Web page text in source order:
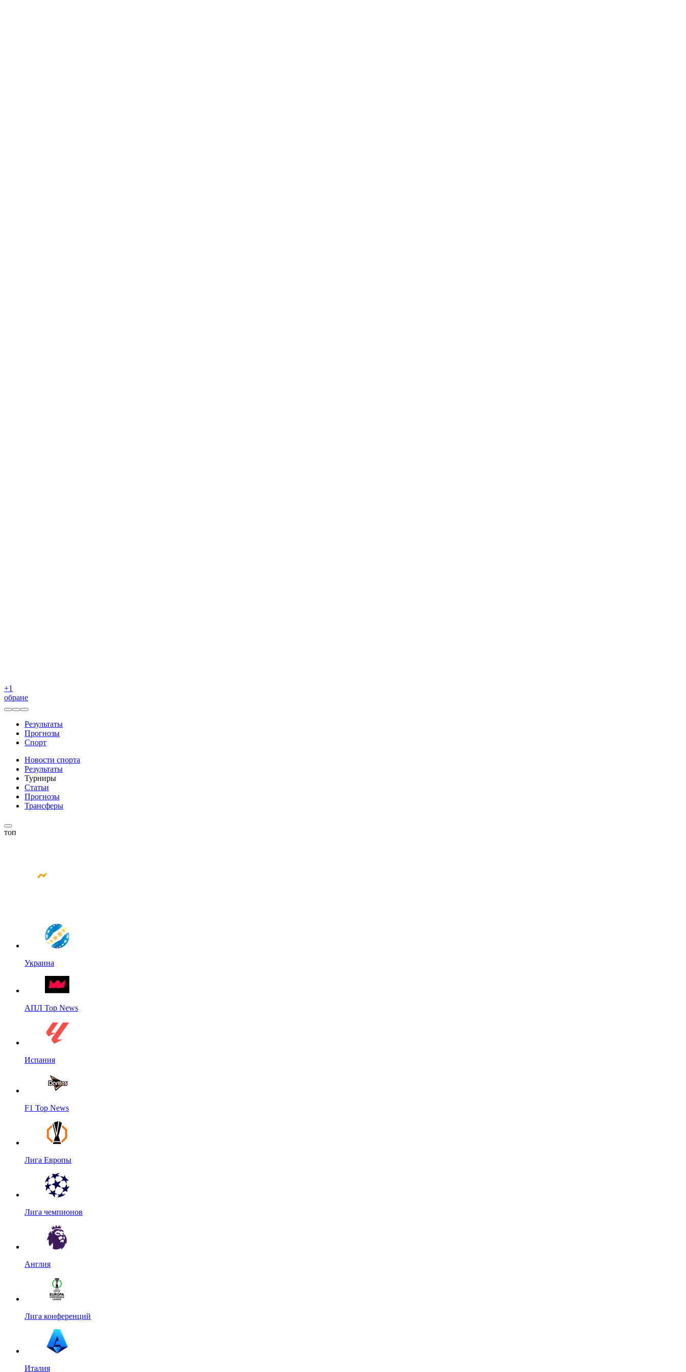
+1
обране
Результаты
Прогнозы
Спорт
Новости спорта
Результаты
Турниры
Статьи
Прогнозы
Трансферы
топ
Украина
АПЛ Top News
Испания
F1 Top News
Лига Европы
Лига чемпионов
Англия
Лига конференций
Италия